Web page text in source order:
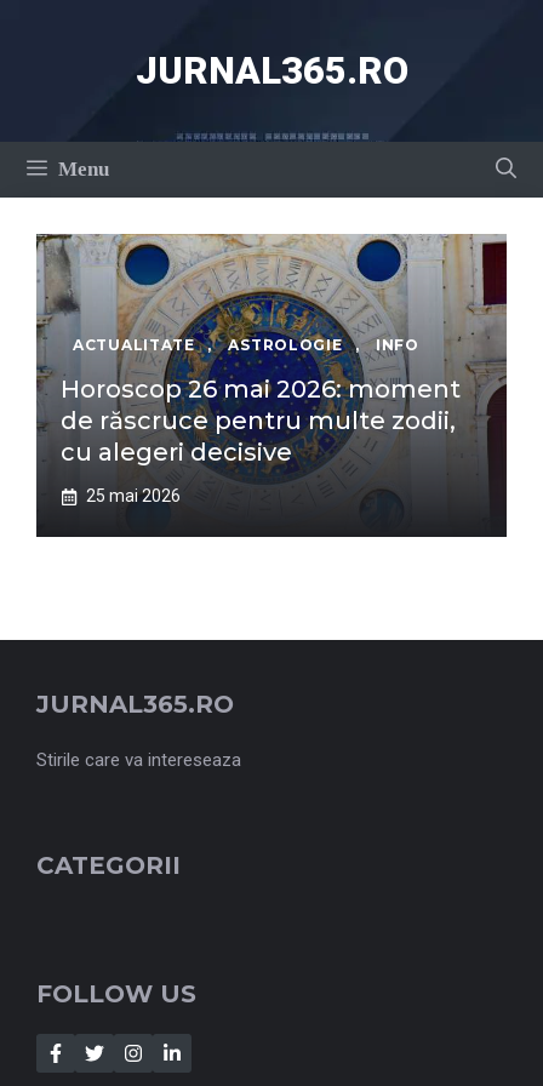
JURNAL365.RO
Menu
ACTUALITATE , ASTROLOGIE , INFO
Horoscop 26 mai 2026: moment
de răscruce pentru multe zodii,
cu alegeri decisive
25 mai 2026
JURNAL365.RO
Stirile care va intereseaza
CATEGORII
FOLLOW US